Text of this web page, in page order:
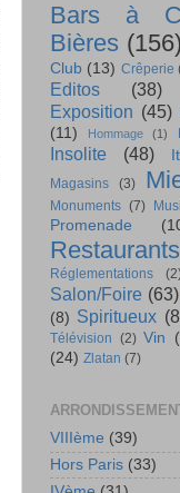
Bars à
Bières (156)
Club (13) Crêperie
Editos (38)
Exposition (45)
(11)
Hommage (1)
Insolite (48)
Magasins
(3)
Monuments (7)
Promenade
Restaurants
Réglementations
Salon/Foire (63)
(8) Spiritueux
Télévision (2) Vin
(24) Zlatan (7)
VIIIème (39)
Hors Paris (33)